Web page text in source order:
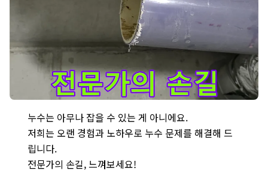
누수는 아무나 잡을 수 있는 게 아니에요.
저희는 오랜 경험과 노하우로 누수 문제를 해결해 드
립니다.
전문가의 손길, 느껴보세요!